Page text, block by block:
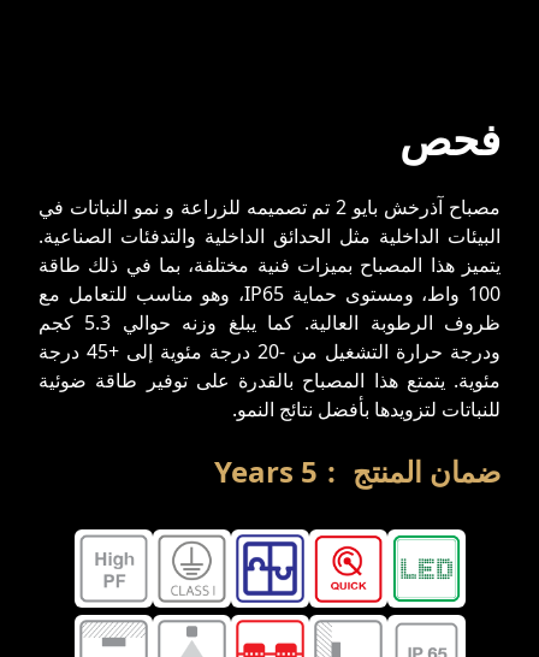
فحص
مصباح آذرخش بايو 2 تم تصمیمه للزراعة و نمو النباتات في
البيئات الداخلية مثل الحدائق الداخلية والتدفئات الصناعية.
يتميز هذا المصباح بميزات فنية مختلفة، بما في ذلك طاقة
100 واط، ومستوى حماية IP65، وهو مناسب للتعامل مع
ظروف الرطوبة العالية. كما يبلغ وزنه حوالي 5.3 كجم
ودرجة حرارة التشغيل من -20 درجة مئوية إلى +45 درجة
مئوية. يتمتع هذا المصباح بالقدرة على توفير طاقة ضوئية
للنباتات لتزويدها بأفضل نتائج النمو.
ضمان المنتج :
5
Years